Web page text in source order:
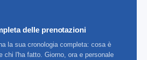
delle prenotazioni
la sua cronologia completa: cosa è
chi l'ha fatto. Giorno, ora e personale